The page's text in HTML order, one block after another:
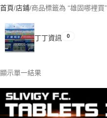
首頁 店鋪 商品標籤為 “雄固哪裡買”
丁丁資訊 0
顯示單一結果